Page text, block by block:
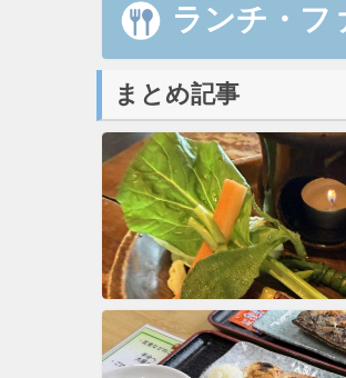
ランチ・フ
まとめ記事